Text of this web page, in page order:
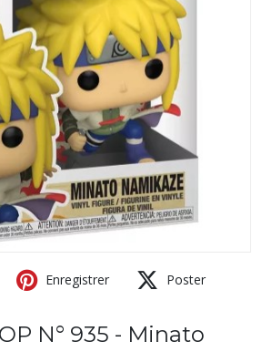
Enregistrer Poster
N° 935 - Minato